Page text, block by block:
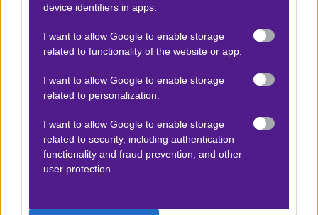
device identifiers in apps.
I want to allow Google to enable storage
related to functionality of the website or app.
I want to allow Google to enable storage
related to personalization.
I want to allow Google to enable storage
related to security, including authentication
functionality and fraud prevention, and other
user protection.
ΣΤΑΤΙΣΤΙΚΑ
Δεν υπάρχει βαθμολογία για τη συγκεκριμένη